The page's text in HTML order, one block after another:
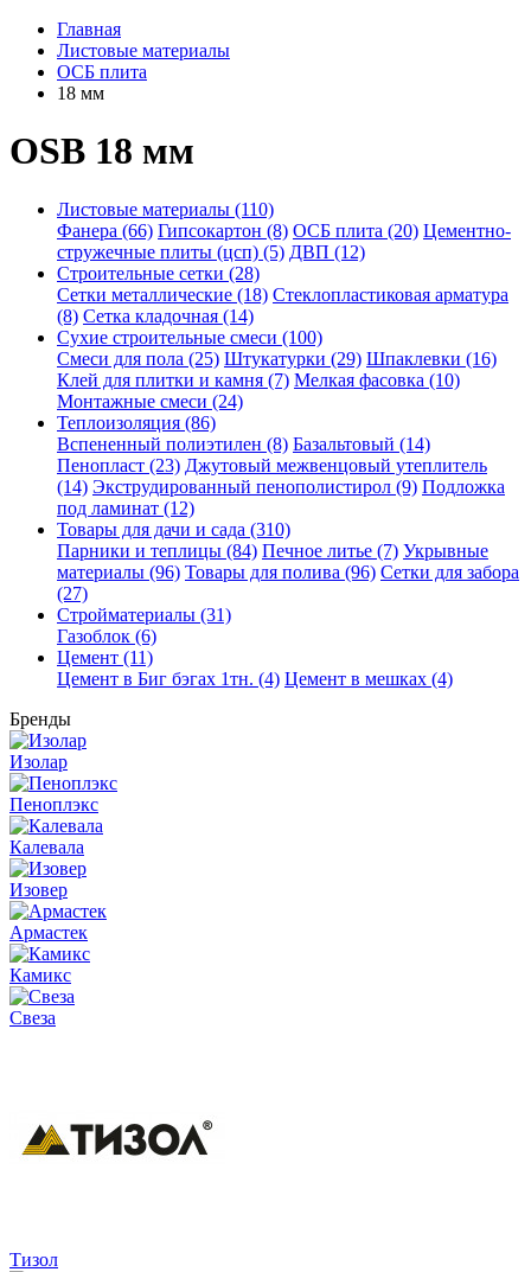
Главная
Листовые материалы
ОСБ плита
18 мм
OSB 18 мм
Листовые материалы (110)
Фанера (66) Гипсокартон (8) ОСБ плита (20) Цементно-
стружечные плиты (цсп) (5) ДВП (12)
Строительные сетки (28)
Сетки металлические (18) Стеклопластиковая арматура
(8) Сетка кладочная (14)
Сухие строительные смеси (100)
Смеси для пола (25) Штукатурки (29) Шпаклевки (16)
Клей для плитки и камня (7) Мелкая фасовка (10)
Монтажные смеси (24)
Теплоизоляция (86)
Вспененный полиэтилен (8) Базальтовый (14)
Пенопласт (23) Джутовый межвенцовый утеплитель
(14) Экструдированный пенополистирол (9) Подложка
под ламинат (12)
Товары для дачи и сада (310)
Парники и теплицы (84) Печное литье (7) Укрывные
материалы (96) Товары для полива (96) Сетки для забора
(27)
Стройматериалы (31)
Газоблок (6)
Цемент (11)
Цемент в Биг бэгах 1тн. (4) Цемент в мешках (4)
Бренды
Изолар
Пеноплэкс
Калевала
Изовер
Армастек
Камикс
Свеза
Тизол